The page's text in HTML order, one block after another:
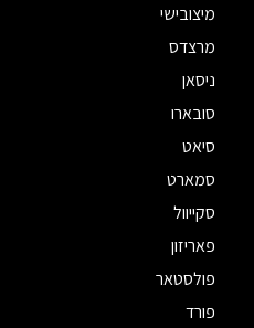
מיצובישי
מרצדס
ניסאן
סובארו
סיאט
סמארט
סקייוול
פאריזון
פולסטאר
פורד